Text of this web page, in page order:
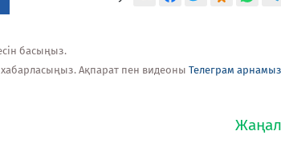
басыңыз.
Ақпарат пен видеоны Телеграм